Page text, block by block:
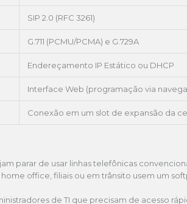
SIP 2.0 (RFC 3261)
G.711 (PCMU/PCMA) e G.729A
Endereçamento IP Estático ou DHCP
Interface Web (programação via
Conexão em um slot de expansão da
parar de usar linhas telefônicas
office, filiais ou em trânsito usem um
de TI que precisam de acesso